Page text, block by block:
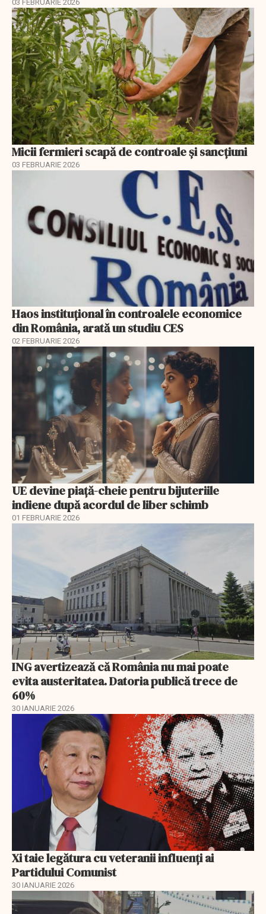
03 FEBRUARIE 2026
Micii fermieri scapă de controale și sancțiuni
03 FEBRUARIE 2026
Haos instituțional în controalele economice
din România, arată un studiu CES
02 FEBRUARIE 2026
UE devine piață-cheie pentru bijuteriile
indiene după acordul de liber schimb
01 FEBRUARIE 2026
ING avertizează că România nu mai poate
evita austeritatea. Datoria publică trece de
60%
30 IANUARIE 2026
Xi taie legătura cu veteranii influenți ai
Partidului Comunist
30 IANUARIE 2026